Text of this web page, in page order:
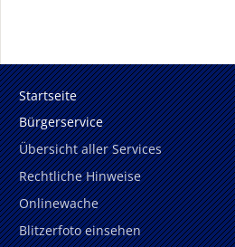
Startseite
Bürgerservice
Übersicht aller Services
Rechtliche Hinweise
Onlinewache
Blitzerfoto einsehen